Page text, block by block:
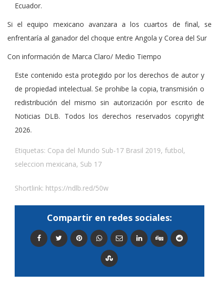
Ecuador.
Si el equipo mexicano avanzara a los cuartos de final, se
enfrentaría al ganador del choque entre Angola y Corea del Sur
Con información de Marca Claro/ Medio Tiempo
Este contenido esta protegido por los derechos de autor y
de propiedad intelectual. Se prohibe la copia, transmisión o
redistribución del mismo sin autorización por escrito de
Noticias DLB. Todos los derechos reservados copyright
2026.
Etiquetas: Copa del Mundo Sub-17 Brasil 2019, futbol,
seleccion mexicana, Sub 17
Shortlink: https://ndlb.red/50w
Compartir en redes sociales: